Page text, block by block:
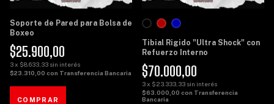
Soporte de Pared para Bolsa de
Boxeo
$25.900,00
3x $8.633,33 sin interés
$23.310,00 con Transferencia Bancaria
Tibial Rigido "Ultra Shock" con
Refuerzo Interno
$70.000,00
3x $23.333,33 sin interés
$63.000,00 con Transferencia
Bancaria